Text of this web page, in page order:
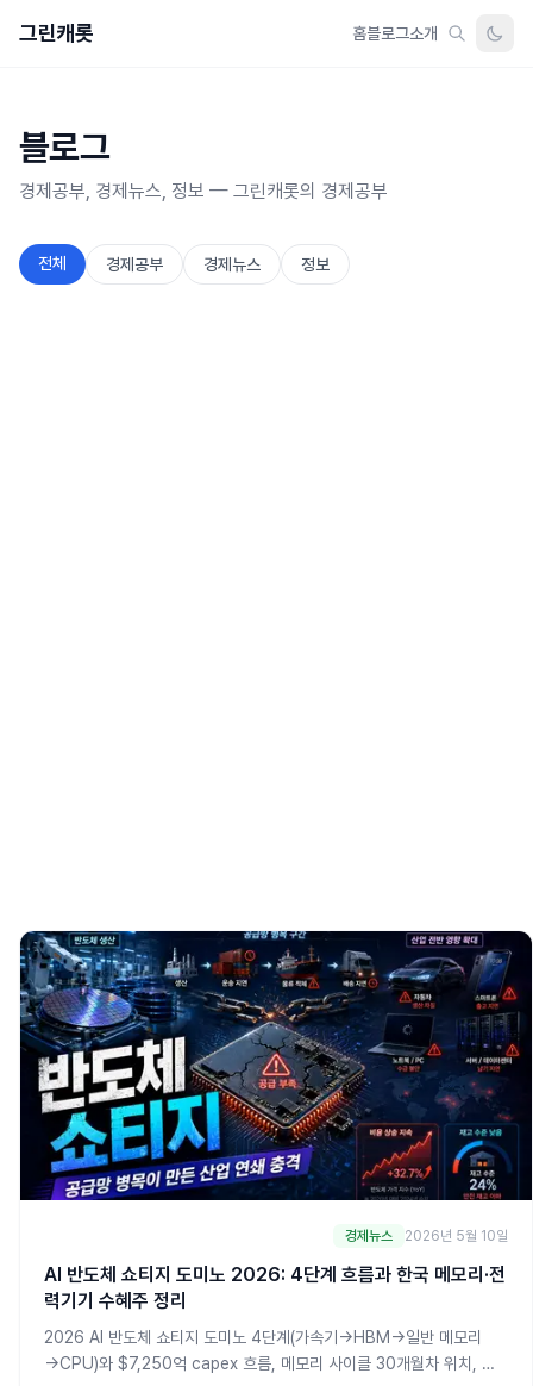
그린캐롯 홈블로그소개
블로그
경제공부, 경제뉴스, 정보 — 그린캐롯의 경제공부
전체 경제공부 경제뉴스 정보
경제뉴스 2026년 5월 10일
AI 반도체 쇼티지 도미노 2026: 4단계 흐름과 한국 메모리·전
력기기 수혜주 정리
2026 AI 반도체 쇼티지 도미노 4단계(가속기→HBM→일반 메모리
→CPU)와 $7,250억 capex 흐름, 메모리 사이클 30개월차 위치, 정